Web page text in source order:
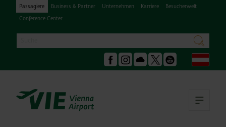
Passagiere Business & Partner Unternehmen Karriere
Besucherwelt
Conference Center
suchen
Facebook
Instagram
Podcast Youtube